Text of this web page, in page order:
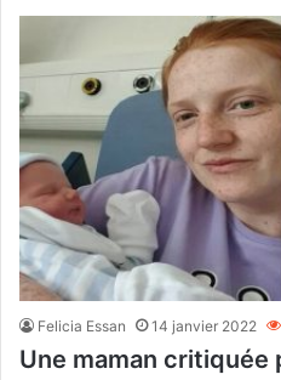
Felicia Essan 14 janvier 2022
Une maman critiquée